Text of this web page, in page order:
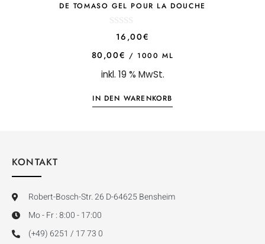
DE TOMASO GEL POUR LA DOUCHE
u
t
f
16,00€
80,00€ / 1000 ML
inkl. 19 % MwSt.
IN DEN WARENKORB
KONTAKT
Robert-Bosch-Str. 26 D-64625 Bensheim
Mo - Fr : 8:00 - 17:00
(+49) 6251 / 17 73 0